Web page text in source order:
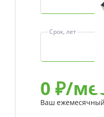
Срок, лет
0 ₽/
Ваш